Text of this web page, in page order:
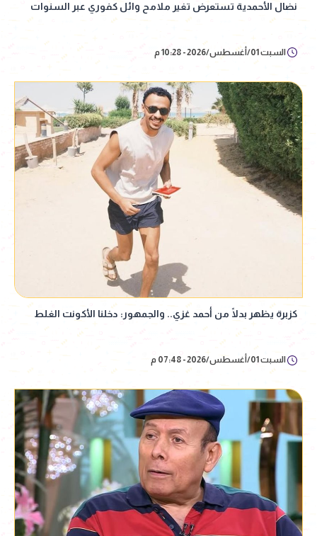
نضال الأحمدية تستعرض تغير ملامح وائل كفوري عبر السنوات
السبت 01/أغسطس/2026 - 10:28 م
كزبرة يظهر بدلًا من أحمد غزي.. والجمهور: دخلنا الأكونت الغلط
السبت 01/أغسطس/2026 - 07:48 م